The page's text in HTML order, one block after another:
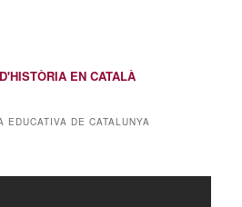
EN CATALÀ
DE CATALUNYA